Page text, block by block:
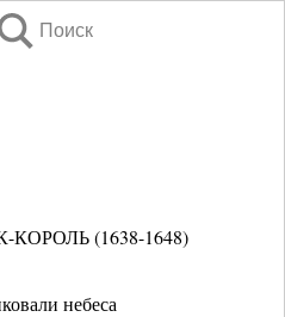
Поиск
(1638-1648)
небеса